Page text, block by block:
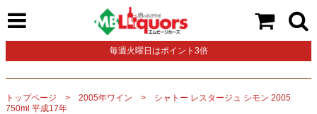
毎週火曜日はポイント3倍
トップページ 2005年ワイン
シャトー レスタージュ シモン 2005
750ml 平成17年